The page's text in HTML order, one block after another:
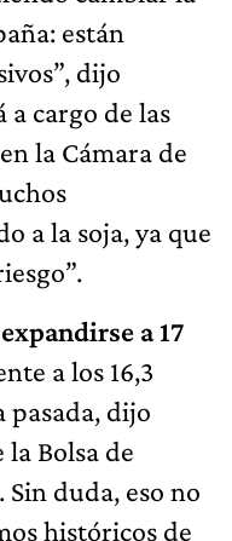
están
dijo
a cargo de las
la Cámara de
a la soja, ya que
a 17
a los 16,3
pasada, dijo
Bolsa de
Sin duda, eso no
históricos de